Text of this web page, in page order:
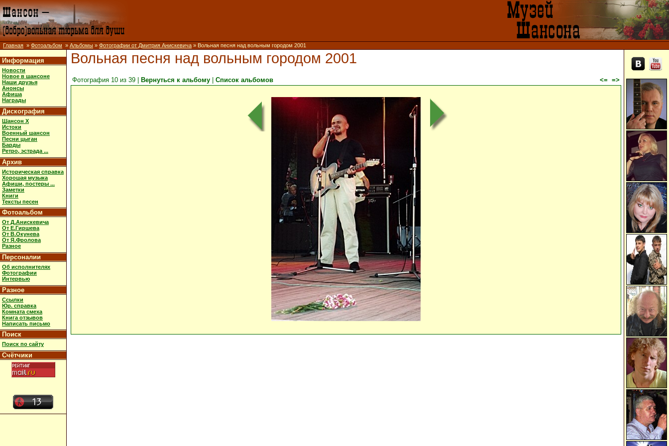
Главная » Фотоальбом » Альбомы » Фотографии от Дмитрия Анискевича » Вольная песня над вольным городом 2001
Информация
Новости
Новое в шансоне
Наши друзья
Анонсы
Афиша
Награды
Дискография
Шансон X
Истоки
Военный шансон
Песни цыган
Барды
Ретро, эстрада ...
Архив
Историческая справка
Хорошая музыка
Афиши, постеры ...
Заметки
Книги
Тексты песен
Фотоальбом
От Д.Анискевича
От Е.Гиршева
От В.Окунева
От Я.Фролова
Разное
Персоналии
Об исполнителях
Фотографии
Интервью
Разное
Ссылки
Юр. справка
Комната смеха
Книга отзывов
Написать письмо
Поиск
Поиск по сайту
Счётчики
Вольная песня над вольным городом 2001
Фотография 10 из 39 | Вернуться к альбому Список альбомов <= =>